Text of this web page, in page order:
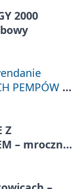
2000
PEMPÓW z
Z
– mroczne